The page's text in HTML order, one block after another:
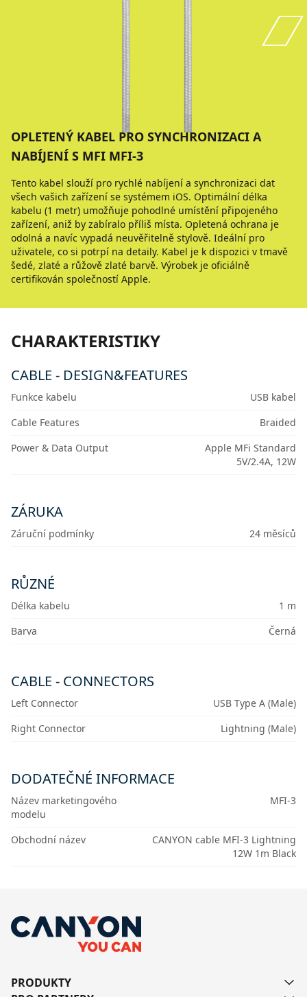
OPLETENÝ KABEL PRO SYNCHRONIZACI A
NABÍJENÍ S MFI MFI-3
Tento kabel slouží pro rychlé nabíjení a synchronizaci dat
všech vašich zařízení se systémem iOS. Optimální délka
kabelu (1 metr) umožňuje pohodlné umístění připojeného
zařízení, aniž by zabíralo příliš místa. Opletená ochrana je
odolná a navíc vypadá neuvěřitelně stylově. Ideální pro
uživatele, co si potrpí na detaily. Kabel je k dispozici v tmavě
šedé, zlaté a růžově zlaté barvě. Výrobek je oficiálně
certifikován společností Apple.
CHARAKTERISTIKY
CABLE - DESIGN&FEATURES
Funkce kabelu
USB kabel
Cable Features
Braided
Power & Data Output
Apple MFi Standard
5V/2.4A, 12W
ZÁRUKA
Záruční podmínky 24 měsíců
RŮZNÉ
Délka kabelu
1 m
Barva
Černá
CABLE - CONNECTORS
Left Connector
USB Type A (Male)
Right Connector
Lightning (Male)
DODATEČNÉ INFORMACE
Název marketingového
modelu
MFI-3
Obchodní název
CANYON cable MFI-3 Lightning
12W 1m Black
PRODUKTY